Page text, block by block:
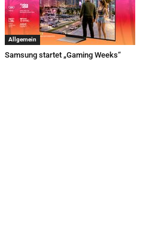
Allgemein
Samsung startet „Gaming Weeks“